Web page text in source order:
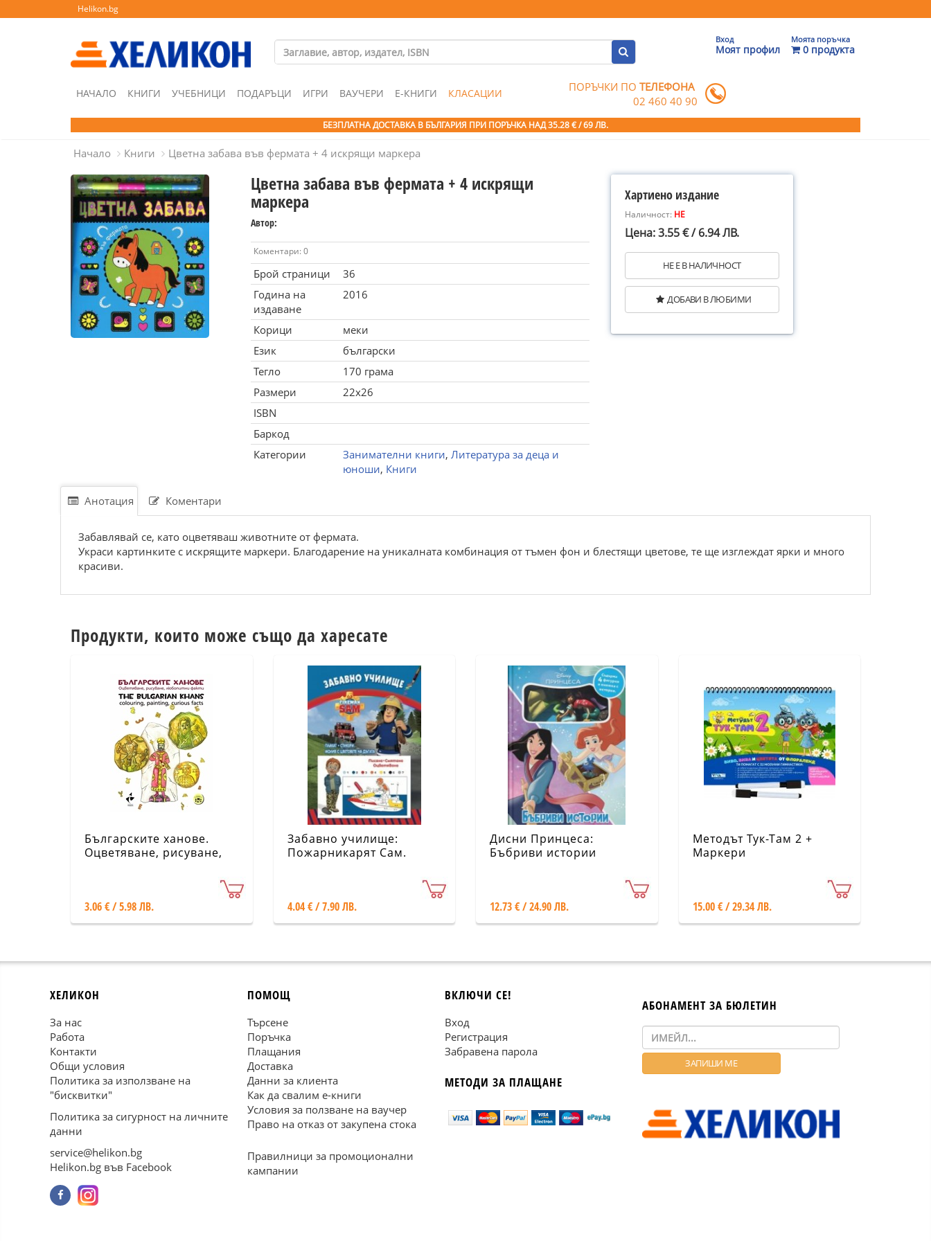
Helikon.bg
Вход
Моят профил
Моята поръчка
0 продукта
НАЧАЛО КНИГИ УЧЕБНИЦИ ПОДАРЪЦИ ИГРИ ВАУЧЕРИ Е-КНИГИ КЛАСАЦИИ ПОРЪЧКИ ПОТЕЛЕФОНА
02 460 40 90
БЕЗПЛАТНА ДОСТАВКА В БЪЛГАРИЯ ПРИ ПОРЪЧКА НАД 35.28 € / 69 ЛВ.
Начало Книги Цветна забава във фермата + 4 искрящи маркера
Цветна забава във фермата + 4 искрящи
маркера
Автор:
Коментари: 0
Брой страници
36
Година на
издаване
2016
Корици
меки
Език
български
Тегло
170 грама
Размери
22x26
ISBN
Баркод
Категории
Занимателни книги, Литература за деца и
юноши, Книги
Хартиено издание
Наличност: НЕ
Цена: 3.55 € / 6.94 ЛВ.
НЕ Е В НАЛИЧНОСТ
ДОБАВИ В ЛЮБИМИ
Анотация Коментари
Забавлявай се, като оцветяваш животните от фермата.
Украси картинките с искрящите маркери. Благодарение на уникалната комбинация от тъмен фон и блестящи цветове, те ще изглеждат ярки и много
красиви.
Продукти, които може също да харесате
Българските ханове.
Оцветяване, рисуване,
3.06 € / 5.98 ЛВ.
Забавно училище:
Пожарникарят Сам.
4.04 € / 7.90 ЛВ.
Дисни Принцеса:
Бъбриви истории
12.73 € / 24.90 ЛВ.
Методът Тук-Там 2 +
Маркери
15.00 € / 29.34 ЛВ.
ХЕЛИКОН
За нас
Работа
Контакти
Общи условия
Политика за използване на
"бисквитки"
Политика за сигурност на личните
данни
service@helikon.bg
Helikon.bg във Facebook
ПОМОЩ
Търсене
Поръчка
Плащания
Доставка
Данни за клиента
Как да свалим е-книги
Условия за ползване на ваучер
Право на отказ от закупена стока
Правилници за промоционални
кампании
ВКЛЮЧИ СЕ!
Вход
Регистрация
Забравена парола
МЕТОДИ ЗА ПЛАЩАНЕ
АБОНАМЕНТ ЗА БЮЛЕТИН